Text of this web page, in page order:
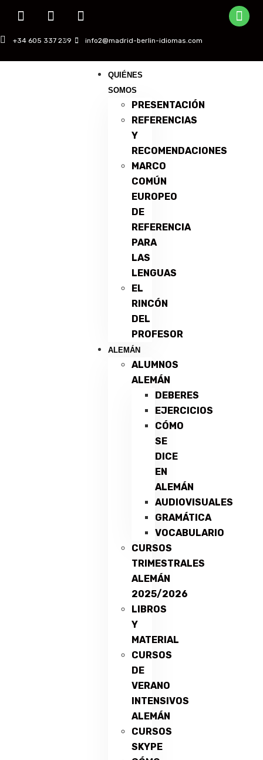
+34 605 337 239 info2@madrid-berlin-idiomas.com
QUIÉNES
SOMOS
PRESENTACIÓN
REFERENCIAS
Y
RECOMENDACIONES
MARCO
COMÚN
EUROPEO
DE
REFERENCIA
PARA
LAS
LENGUAS
EL
RINCÓN
DEL
PROFESOR
ALEMÁN
ALUMNOS
ALEMÁN
DEBERES
EJERCICIOS
CÓMO
SE
DICE
EN
ALEMÁN
AUDIOVISUALES
GRAMÁTICA
VOCABULARIO
CURSOS
TRIMESTRALES
ALEMÁN
2025/2026
LIBROS
Y
MATERIAL
CURSOS
DE
VERANO
INTENSIVOS
ALEMÁN
CURSOS
SKYPE